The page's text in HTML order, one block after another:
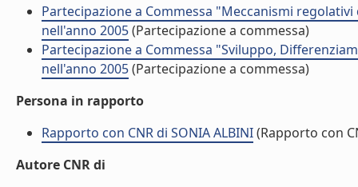
Partecipazione a Commessa "Meccanismi
nell'anno 2005(Partecipazione a commessa)
Partecipazione a Commessa "Sviluppo,
nell'anno 2005(Partecipazione a commessa)
Persona in rapporto
Rapporto con CNR di SONIA ALBINI(Rapporto con
Autore CNR di